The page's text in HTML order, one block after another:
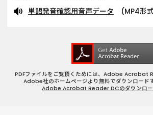
単語発音確認用音声データ
(MP4形
PDFファイルをご覧頂くためには、Adobe Acrobat
Adobe社のホームページより無料でダウンロード
Adobe Acrobat Reader DCのダウンロー